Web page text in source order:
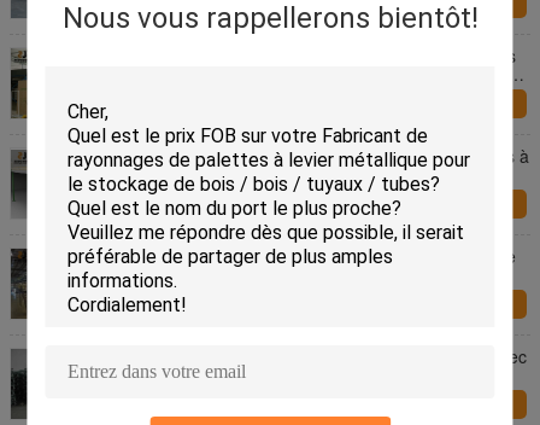
Nous vous rappellerons bientôt!
Contact
Planchers de mezzanine galvanisés pour entrepôts
500 kg/m2 à 1500 kg/m2 destinés à la manutention
Planchers mézanins industriels durables / étagères à
rivets sans boulons 5 ans de garantie
Fabrique revêtue de poudre d' époxy, planchers de
mezzanine, racks de mezzanine en acier Q235
Panneaux de cage pliables à treillis métalliques avec
porte de chute avant / 4 rouleaux